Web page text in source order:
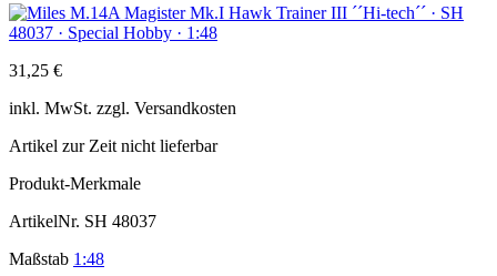
31,25 €
inkl. MwSt. zzgl. Versandkosten
Artikel zur Zeit nicht lieferbar
Produkt-Merkmale
ArtikelNr. SH 48037
Maßstab 1:48